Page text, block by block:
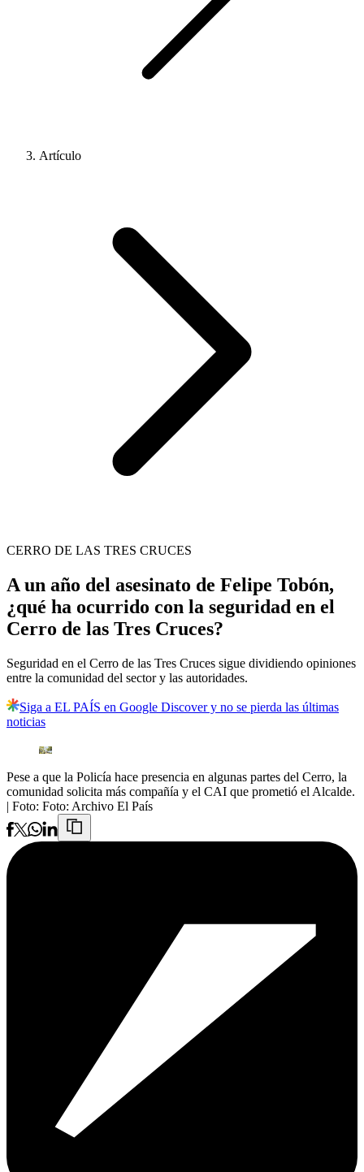
Artículo
CERRO DE LAS TRES CRUCES
A un año del asesinato de Felipe Tobón,
¿qué ha ocurrido con la seguridad en el
Cerro de las Tres Cruces?
Seguridad en el Cerro de las Tres Cruces sigue dividiendo opiniones
entre la comunidad del sector y las autoridades.
Siga a EL PAÍS en Google Discover y no se pierda las últimas
noticias
Pese a que la Policía hace presencia en algunas partes del Cerro, la
comunidad solicita más compañía y el CAI que prometió el Alcalde.
| Foto: Foto: Archivo El País